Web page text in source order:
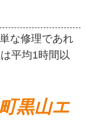
な修理であれ
平均1時間以
黒山エ